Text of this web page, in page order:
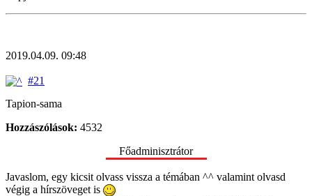
2019.04.09. 09:48
#21
Tapion-sama
Hozzászólások: 4532
Főadminisztrátor
Javaslom, egy kicsit olvass vissza a témában ^^ valamint olvasd
végig a hírszöveget is